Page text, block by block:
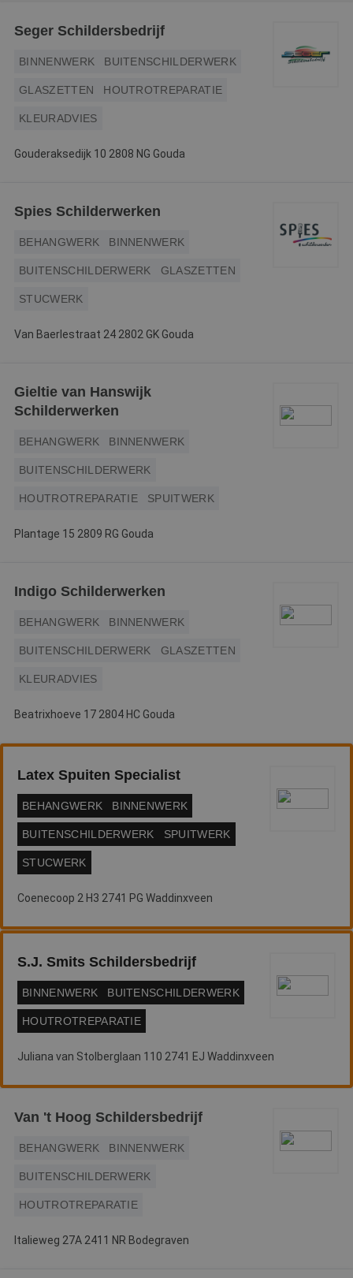
Magazines
Seger Schildersbedrijf
BINNENWERK BUITENSCHILDERWERK
GLASZETTEN HOUTROTREPARATIE
KLEURADVIES
Gouderaksedijk 10 2808 NG Gouda
Spies Schilderwerken
BEHANGWERK BINNENWERK
BUITENSCHILDERWERK GLASZETTEN
STUCWERK
Van Baerlestraat 24 2802 GK Gouda
Gieltie van Hanswijk
Schilderwerken
BEHANGWERK BINNENWERK
BUITENSCHILDERWERK
HOUTROTREPARATIE SPUITWERK
Plantage 15 2809 RG Gouda
Indigo Schilderwerken
BEHANGWERK BINNENWERK
BUITENSCHILDERWERK GLASZETTEN
KLEURADVIES
Beatrixhoeve 17 2804 HC Gouda
Latex Spuiten Specialist
BEHANGWERK BINNENWERK
BUITENSCHILDERWERK SPUITWERK
STUCWERK
Coenecoop 2 H3 2741 PG Waddinxveen
S.J. Smits Schildersbedrijf
BINNENWERK BUITENSCHILDERWERK
HOUTROTREPARATIE
Juliana van Stolberglaan 110 2741 EJ Waddinxveen
Van 't Hoog Schildersbedrijf
BEHANGWERK BINNENWERK
BUITENSCHILDERWERK
HOUTROTREPARATIE
Italieweg 27A 2411 NR Bodegraven